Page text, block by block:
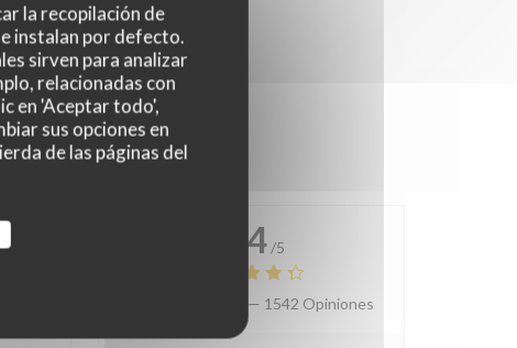
la recopilación de
instalan por defecto.
sirven para analizar
relacionadas con
en 'Aceptar todo',
sus opciones en
de las páginas del
4.4 /5
Valoración media — 1542 Opiniones